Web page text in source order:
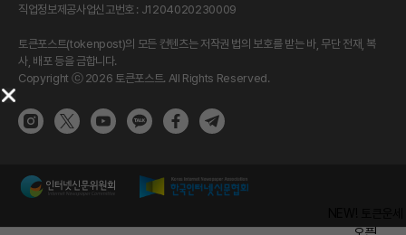
오픈!
직업정보제공사업신고번호 : J1204020230009
토큰포스트(tokenpost)의 모든 컨텐츠는 저작권 법의 보호를 받는 바, 무단 전재, 복
사, 배포 등을 금합니다.
Copyright ⓒ 2026 토큰포스트. All Rights Reserved.